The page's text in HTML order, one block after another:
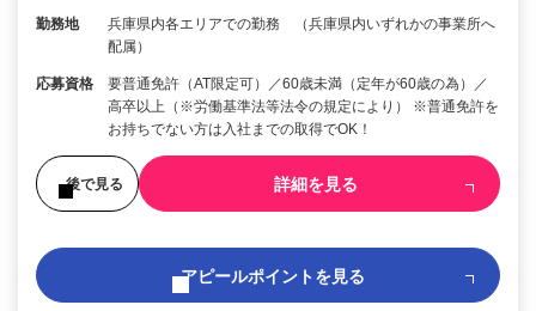
勤務地
兵庫県内各エリアでの勤務 （兵庫県内いずれかの事業所へ
配属）
応募資格
要普通免許（AT限定可）／60歳未満（定年が60歳の為）／
高卒以上（※労働基準法等法令の規定により） ※普通免許を
お持ちでない方は入社までの取得でOK！
後で見る 詳細を見る
アピールポイントを見る